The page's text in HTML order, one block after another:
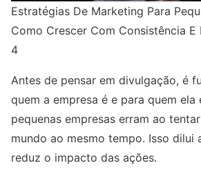
Estratégias De Marketing Para
Como Crescer Com Consistência E
4
Antes de pensar em divulgação, é
quem a empresa é e para quem ela
pequenas empresas erram ao
mundo ao mesmo tempo. Isso dilui
reduz o impacto das ações.